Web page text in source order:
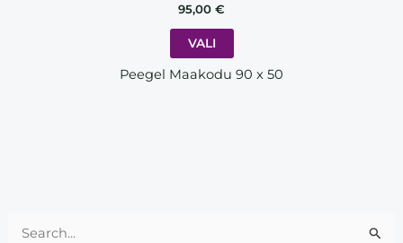
95,00 €
VALI
Peegel Maakodu 90 x 50